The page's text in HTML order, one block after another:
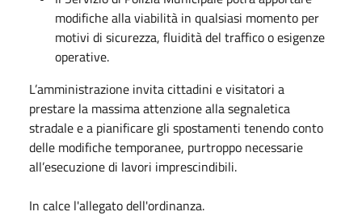
modifiche alla viabilità in qualsiasi momento per
motivi di sicurezza, fluidità del traffico o esigenze
operative.
L’amministrazione invita cittadini e visitatori a
prestare la massima attenzione alla segnaletica
stradale e a pianificare gli spostamenti tenendo conto
delle modifiche temporanee, purtroppo necessarie
all’esecuzione di lavori imprescindibili.
In calce l'allegato dell'ordinanza.